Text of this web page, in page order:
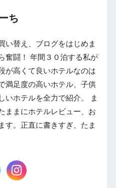
ち
い替え、ブログをはじめま
奮闘！ 年間３０泊する私が
が高くて良いホテルなのは
満足度の高いホテル、子供
いホテルを全力で紹介。 ま
ままにホテルレビュー、お
す。正直に書きすぎ、たま